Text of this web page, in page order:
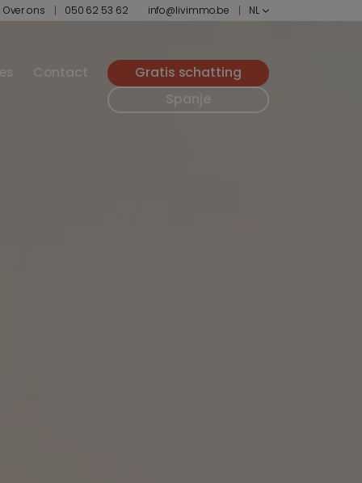
Over ons 050 62 53 62 info@livimmo.be NL
Contact
Gratis schatting
Spanje